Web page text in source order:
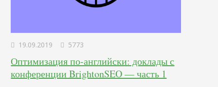
19.09.2019 5773
Оптимизация по-английски: доклады с
конференции BrightonSEO — часть 1